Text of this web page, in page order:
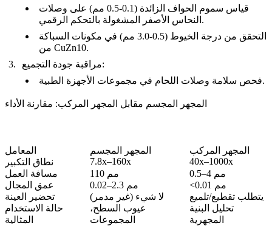
قياس سموم الحواف الزائدة (0.1-0.5 مم) على وصلات
النحاس الأصفر
المشغولة بالتحكم الرقمي
.
التحقق من درجة الخيوط (0.5-3.0 مم) في مكونات السباكة
CuZn10.
مراقبة جودة التجميع:
فحص سلامة وصلات اللحام في مجموعات الأجهزة الطبية .
المجهر المجسم مقابل المجهر المركب: مقارنة الأداء
المعامل المجهر المجسم
المجهر المركب
نطاق التكبير
7.8x–160x
40x–1000x
مسافة العمل
110 مم
0.5–4 مم
عمق المجال
0.02–2.3 مم
<0.01 مم
تحضير العينة
لا شيء (غير مدمر)
يتطلب تقطيع/تلميع
حالة الاستخدام
المثالية
عيوب السطح،
المجموعات
تحليل البنية
المجهرية